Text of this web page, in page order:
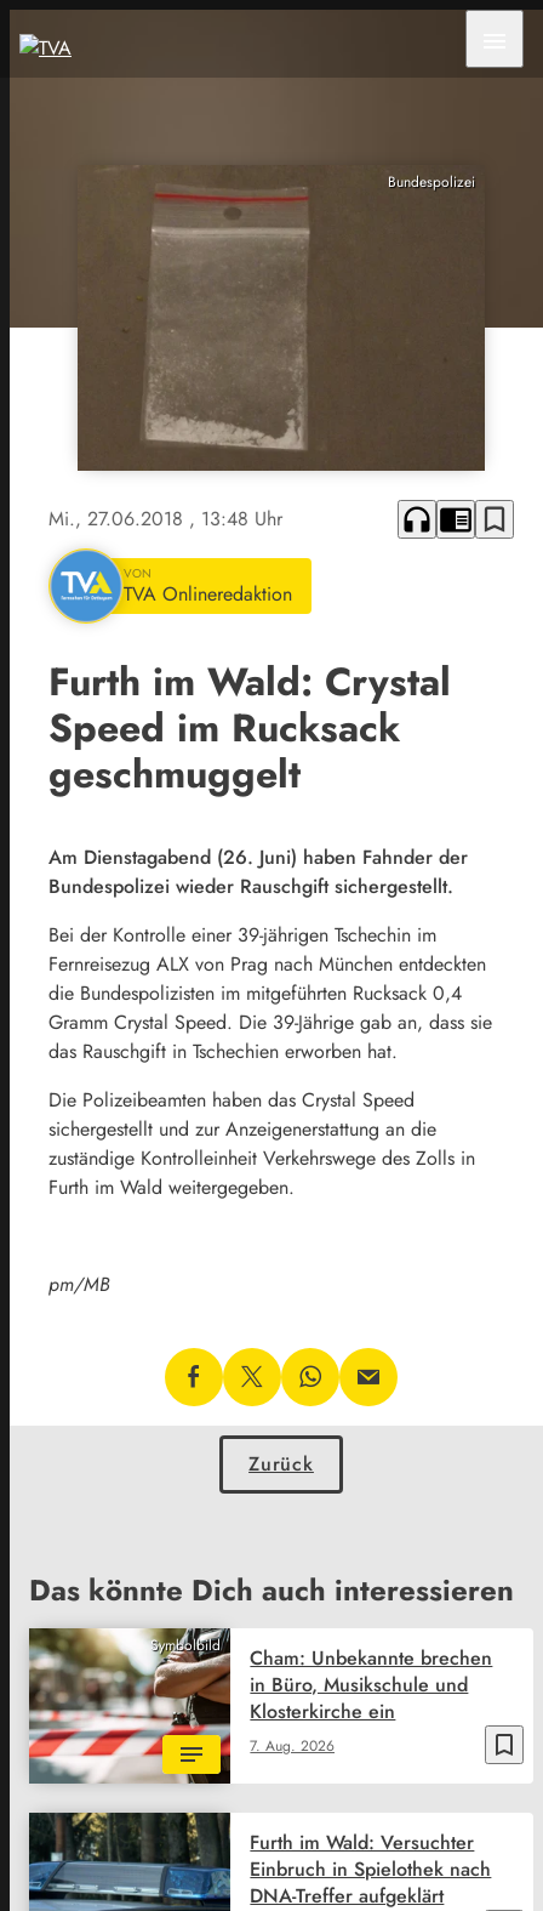
Bundespolizei
Mi., 27.06.2018 , 13:48 Uhr headphones chrome_reader_mode bookmark_border
VON
TVA Onlineredaktion
Furth im Wald: Crystal
Speed im Rucksack
geschmuggelt
Am Dienstagabend (26. Juni) haben Fahnder der
Bundespolizei wieder Rauschgift sichergestellt.
Bei der Kontrolle einer 39-jährigen Tschechin im
Fernreisezug ALX von Prag nach München entdeckten
die Bundespolizisten im mitgeführten Rucksack 0,4
Gramm Crystal Speed. Die 39-Jährige gab an, dass sie
das Rauschgift in Tschechien erworben hat.
Die Polizeibeamten haben das Crystal Speed
sichergestellt und zur Anzeigenerstattung an die
zuständige Kontrolleinheit Verkehrswege des Zolls in
Furth im Wald weitergegeben.
pm/MB
Zurück
Das könnte Dich auch interessieren
Symbolbild
bookmark_border
7. Aug. 2026
Cham: Unbekannte brechen
in Büro, Musikschule und
Klosterkirche ein
Furth im Wald: Versuchter
Einbruch in Spielothek nach
DNA-Treffer aufgeklärt